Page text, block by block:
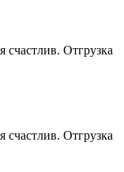
Отгрузка
Отгрузка